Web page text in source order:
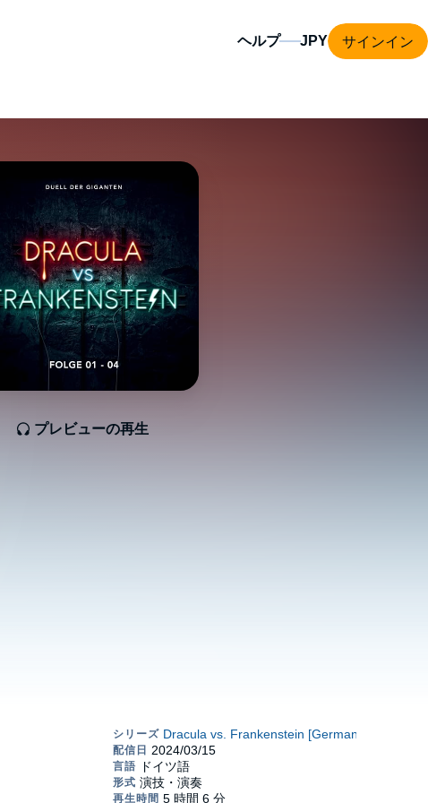
ヘルプ サインイン
プレビューの再生